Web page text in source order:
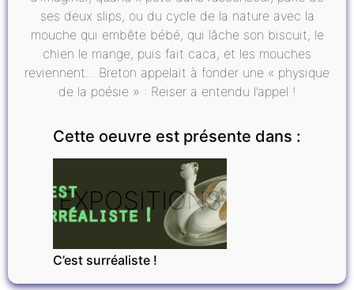
ses deux slips, ou du cycle de la nature avec la
mouche qui embête bébé, qui lâche son biscuit, le
chien le mange, puis fait caca, et les mouches
reviennent... Breton appelait à fonder une « physique
de la poésie » : Reiser a entendu l’appel !
Cette oeuvre est présente dans :
EXPOSITIONS
C’est surréaliste !